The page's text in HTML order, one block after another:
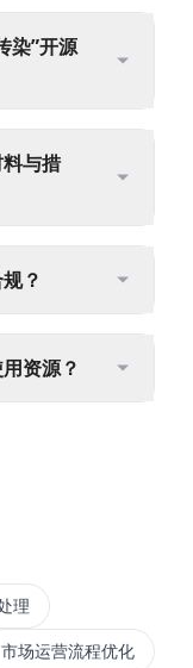
染”开源
与措
？
资源？
理
市场运营流程优化